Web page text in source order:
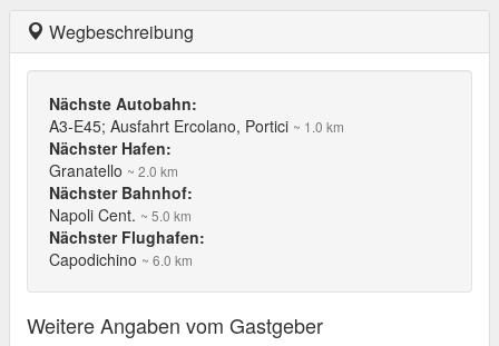
Wegbeschreibung
Nächste Autobahn:
A3-E45; Ausfahrt Ercolano, Portici ~ 1.0 km
Nächster Hafen:
Granatello ~ 2.0 km
Nächster Bahnhof:
Napoli Cent. ~ 5.0 km
Nächster Flughafen:
Capodichino ~ 6.0 km
Weitere Angaben vom Gastgeber